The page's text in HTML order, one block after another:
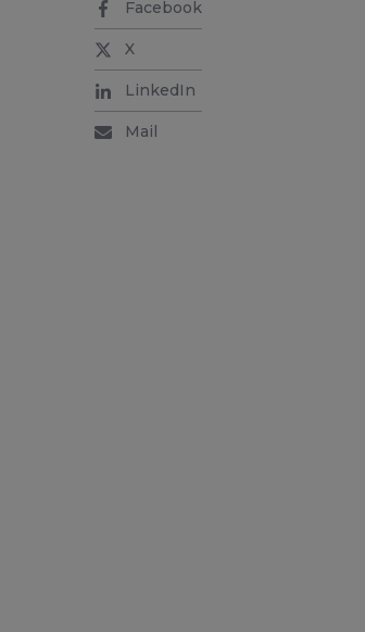
Facebook
X
LinkedIn
Mail